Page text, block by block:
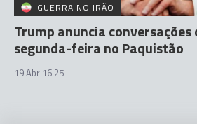
GUERRA NO IRÃO
Trump anuncia conversações
segunda-feira no Paquistão
19 Abr 16:25